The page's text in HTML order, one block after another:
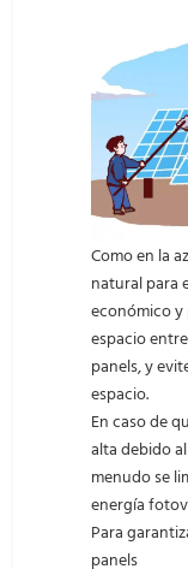
Como en la
natural para
económico
espacio
panels, y
espacio.
En caso de
alta debido
menudo se
energía
Para
panels